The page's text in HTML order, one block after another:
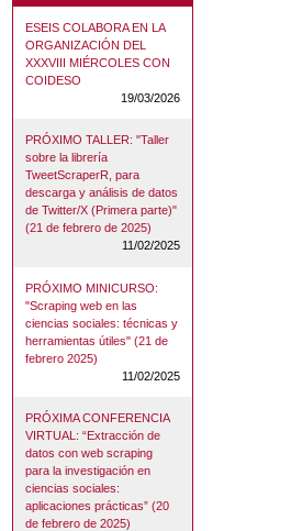
ESEIS COLABORA EN LA
ORGANIZACIÓN DEL
XXXVIII MIÉRCOLES CON
COIDESO
19/03/2026
PRÓXIMO TALLER: "Taller
sobre la librería
TweetScraperR, para
descarga y análisis de datos
de Twitter/X (Primera parte)"
(21 de febrero de 2025)
11/02/2025
PRÓXIMO MINICURSO:
"Scraping web en las
ciencias sociales: técnicas y
herramientas útiles" (21 de
febrero 2025)
11/02/2025
PRÓXIMA CONFERENCIA
VIRTUAL: “Extracción de
datos con web scraping
para la investigación en
ciencias sociales:
aplicaciones prácticas” (20
de febrero de 2025)